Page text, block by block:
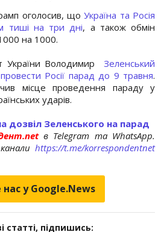
оголосив, щоУкраїна та Росія
тиші на три дні, а також обмін
на 1000.
України Володимир Зеленський
Росії парад до 9 травня.
місце проведення параду у
ударів.
дозвіл Зеленського на парад
в Telegram та WhatsApp.
https://t.me/korrespondentnet
у Google.News
статті, підпишись: